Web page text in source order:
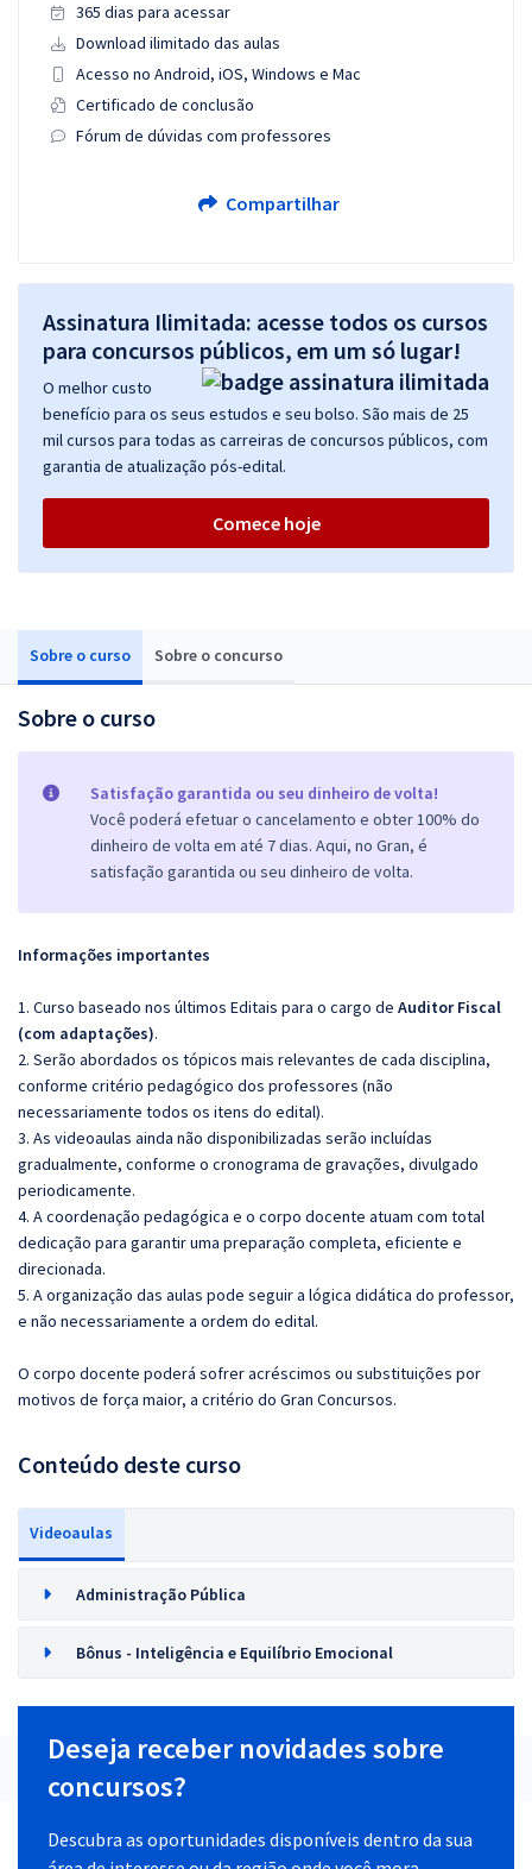
Sobre o curso Sobre o concurso
Sobre o curso
Satisfação garantida ou seu dinheiro de volta!
Você poderá efetuar o cancelamento e obter 100% do
dinheiro de volta em até 7 dias. Aqui, no Gran, é
satisfação garantida ou seu dinheiro de volta.
Informações importantes
1. Curso baseado nos últimos Editais para o cargo de Auditor Fiscal
(com adaptações).
2. Serão abordados os tópicos mais relevantes de cada disciplina,
conforme critério pedagógico dos professores (não
necessariamente todos os itens do edital).
3. As videoaulas ainda não disponibilizadas serão incluídas
gradualmente, conforme o cronograma de gravações, divulgado
periodicamente.
4. A coordenação pedagógica e o corpo docente atuam com total
dedicação para garantir uma preparação completa, eficiente e
direcionada.
5. A organização das aulas pode seguir a lógica didática do professor,
e não necessariamente a ordem do edital.
O corpo docente poderá sofrer acréscimos ou substituições por
motivos de força maior, a critério do Gran Concursos.
Conteúdo deste curso
Videoaulas
Administração Pública
Bônus - Inteligência e Equilíbrio Emocional
365 dias para acessar
Download ilimitado das aulas
Acesso no Android, iOS, Windows e Mac
Certificado de conclusão
Fórum de dúvidas com professores
Compartilhar
Assinatura Ilimitada: acesse todos os cursos
para concursos públicos, em um só lugar!
O melhor custo
benefício para os seus estudos e seu bolso. São mais de 25
mil cursos para todas as carreiras de concursos públicos, com
garantia de atualização pós-edital.
Comece hoje
Deseja receber novidades sobre
concursos?
Descubra as oportunidades disponíveis dentro da sua